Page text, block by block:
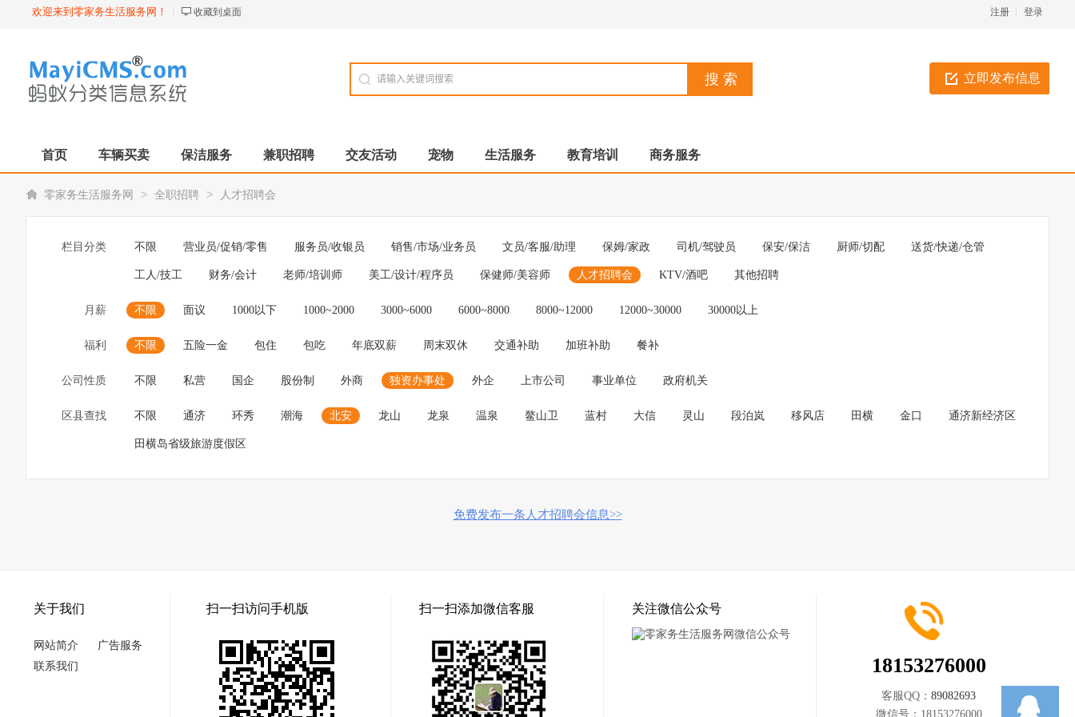
欢迎来到零家务生活服务网！ 收藏到桌面 登录
注册
立即发布信息
首页 车辆买卖 保洁服务 兼职招聘 交友活动 宠物 生活服务 教育培训 商务服务
零家务生活服务网 > 全职招聘 > 人才招聘会
栏目分类 不限 营业员/促销/零售 服务员/收银员 销售/市场/业务员 文员/客服/助理 保姆/家政 司机/驾驶员 保安/保洁 厨师/切配 送货/快递/仓管
工人/技工 财务/会计 老师/培训师 美工/设计/程序员 保健师/美容师 人才招聘会 KTV/酒吧 其他招聘
月薪 不限 面议 1000以下 1000~2000 3000~6000 6000~8000 8000~12000 12000~30000 30000以上
福利 不限 五险一金 包住 包吃 年底双薪 周末双休 交通补助 加班补助 餐补
公司性质 不限 私营 国企 股份制 外商 独资办事处 外企 上市公司 事业单位 政府机关
区县查找 不限 通济 环秀 潮海 北安 龙山 龙泉 温泉 鳌山卫 蓝村 大信 灵山 段泊岚 移风店 田横 金口 通济新经济区
田横岛省级旅游度假区
免费发布一条人才招聘会信息>>
关于我们
网站简介
广告服务
联系我们
扫一扫访问手机版 扫一扫添加微信客服 关注微信公众号
18153276000
客服QQ： 89082693
微信号： 18153276000